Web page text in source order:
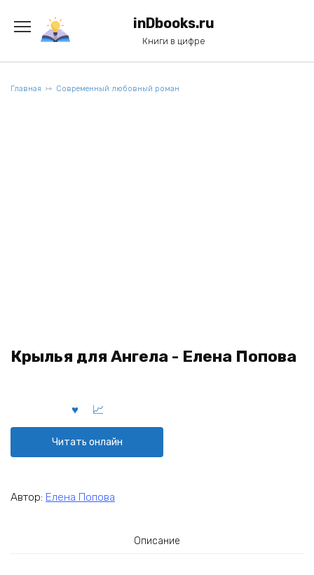
содержанию
inDbooks.ru
Книги в цифре
Главная Современный любовный роман
Крылья для Ангела - Елена Попова
Читать онлайн
Автор: Елена Попова
Описание